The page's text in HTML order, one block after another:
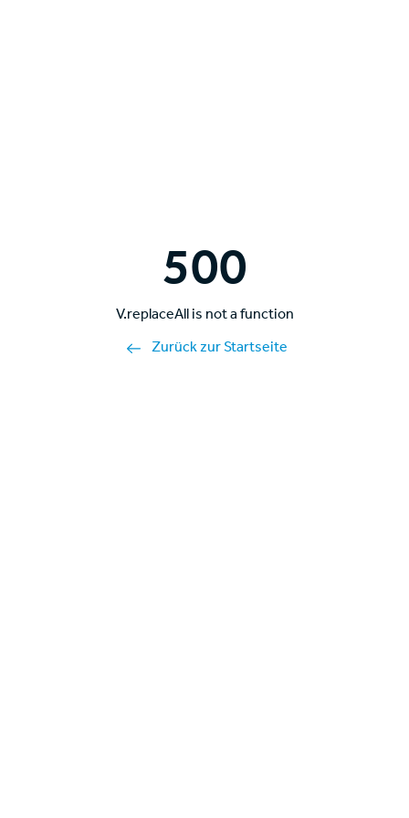
500
V.replaceAll is not a function
Zurück zur Startseite